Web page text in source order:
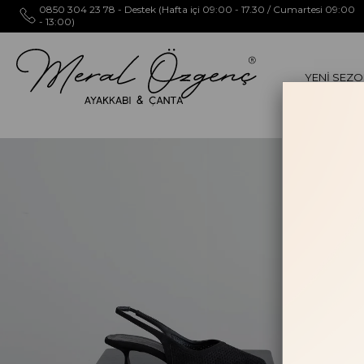
0850 304 23 78 - Destek (Hafta içi 09:00 - 17.30 / Cumartesi 09:00
- 13:00)
YENİ